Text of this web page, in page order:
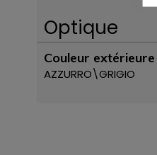
Optique
Couleur extérieure
AZZURRO\GRIGIO